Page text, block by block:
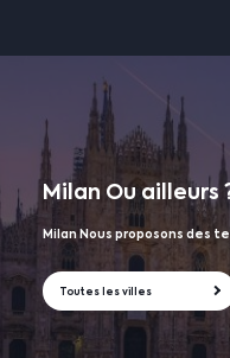
Milan Ou ailleurs
Milan Nous proposons des
Toutes les villes